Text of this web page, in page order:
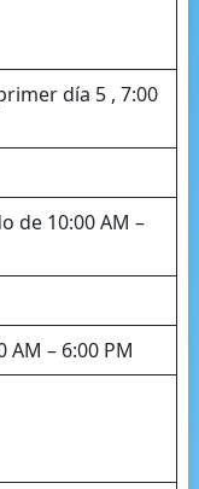
día 5 , 7:00
de 10:00 AM –
AM – 6:00 PM